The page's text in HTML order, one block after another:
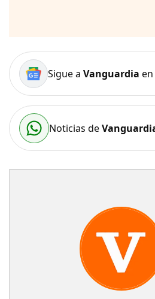
Sigue a Vanguardia
Noticias de